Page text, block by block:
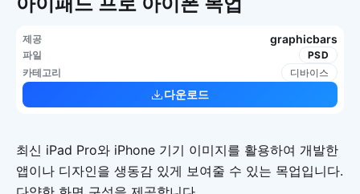
제공 graphicbars
파일
PSD
카테고리
디바이스
다운로드
최신 iPad Pro와 iPhone 기기 이미지를 활용하여 개발한
앱이나 디자인을 생동감 있게 보여줄 수 있는 목업입니다.